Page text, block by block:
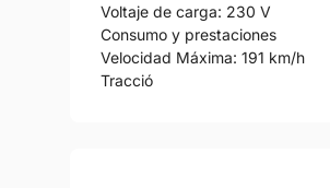
Voltaje de carga: 230 V
Consumo y prestaciones
Velocidad Máxima: 191 km/h
Tracció